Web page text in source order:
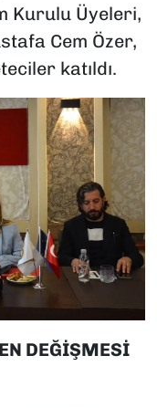
Kurulu Üyeleri,
Cem Özer,
katıldı.
DEĞİŞMESİ